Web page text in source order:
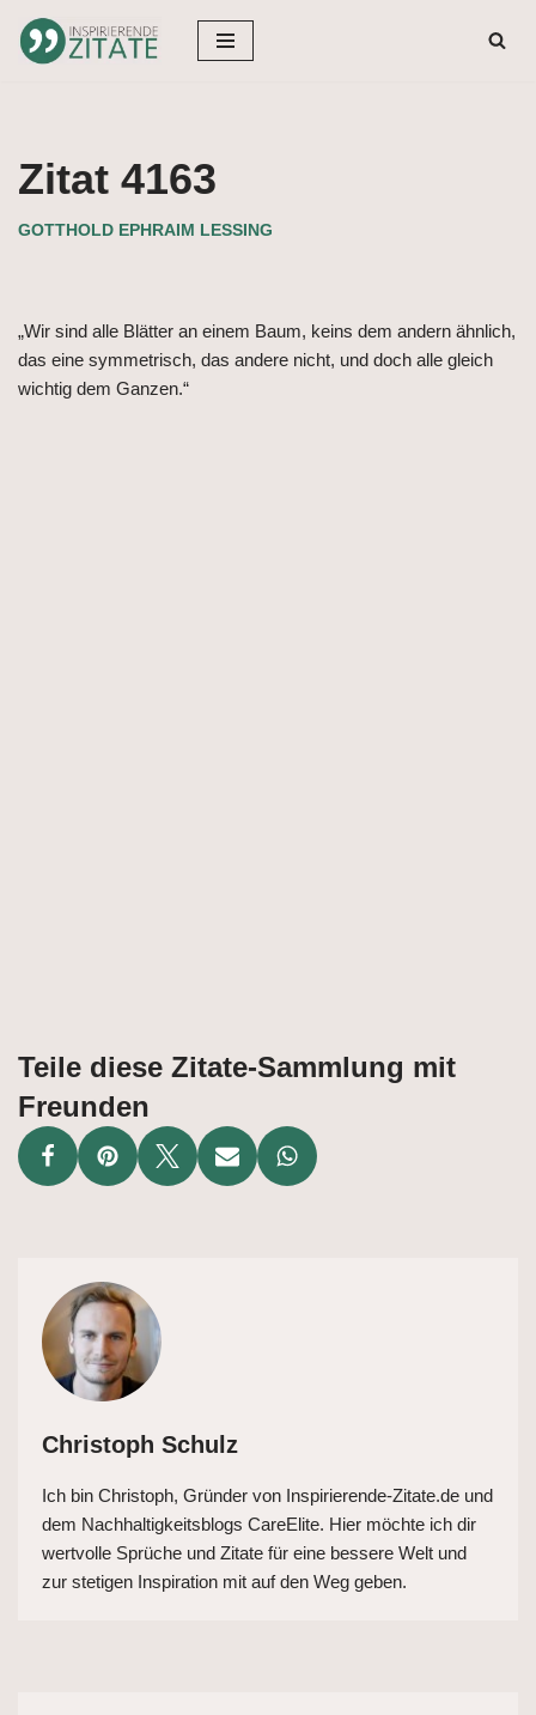
Zum
Zitat 4163
GOTTHOLD EPHRAIM LESSING
„Wir sind alle Blätter an einem Baum, keins dem andern ähnlich,
das eine symmetrisch, das andere nicht, und doch alle gleich
wichtig dem Ganzen.“
Teile diese Zitate-Sammlung mit
Freunden
Christoph Schulz
Ich bin Christoph, Gründer von Inspirierende-Zitate.de und
dem Nachhaltigkeitsblogs CareElite. Hier möchte ich dir
wertvolle Sprüche und Zitate für eine bessere Welt und
zur stetigen Inspiration mit auf den Weg geben.